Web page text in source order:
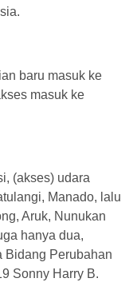
baru masuk ke
masuk ke
(akses) udara
Manado, lalu
Aruk, Nunukan
hanya dua,
Bidang Perubahan
Sonny Harry B.